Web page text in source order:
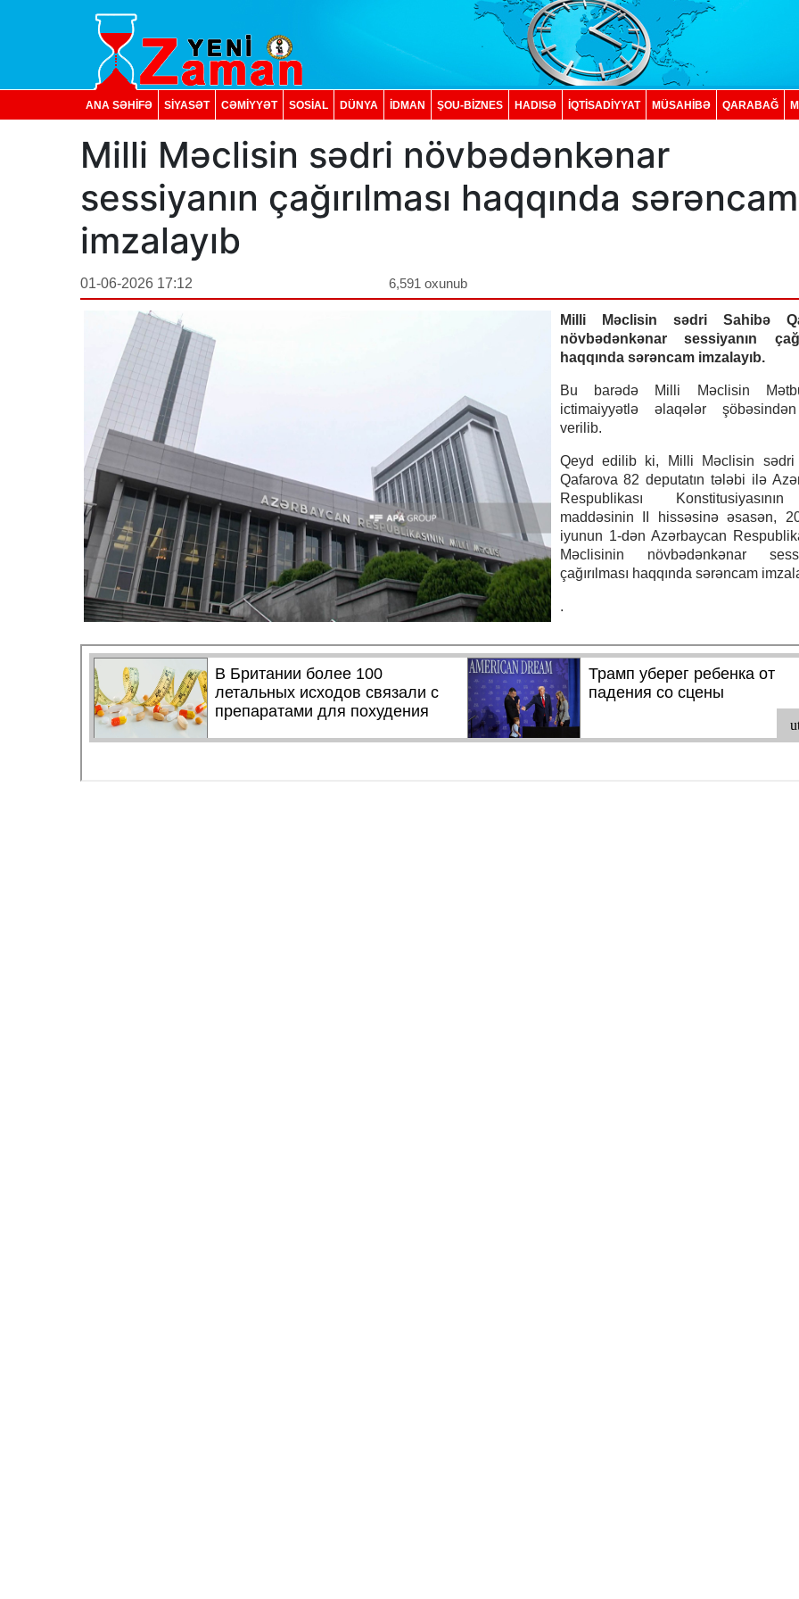
ANA SƏHİFƏ SİYASƏT CƏMİYYƏT SOSIAL DÜNYA İDMAN ŞOU-BİZNES HADISƏ İQTISADIYYAT MÜSAHİBƏ QARABAĞ
Milli Məclisin sədri növbədənkənar
sessiyanın çağırılması haqqında sərəncam
imzalayıb
01-06-2026 17:12 6,591 oxunub
Milli Məclisin sədri Sahibə
növbədənkənar sessiyanın
haqqında sərəncam imzalayıb.
Bu barədə Milli Məclisin
ictimaiyyətlə əlaqələr
verilib.
Qeyd edilib ki, Milli Məclisin sədri
Qafarova 82 deputatın tələbi ilə
Respublikası
maddəsinin II hissəsinə əsasən,
iyunun 1-dən Azərbaycan
Məclisinin növbədənkənar
çağırılması haqqında sərəncam
.